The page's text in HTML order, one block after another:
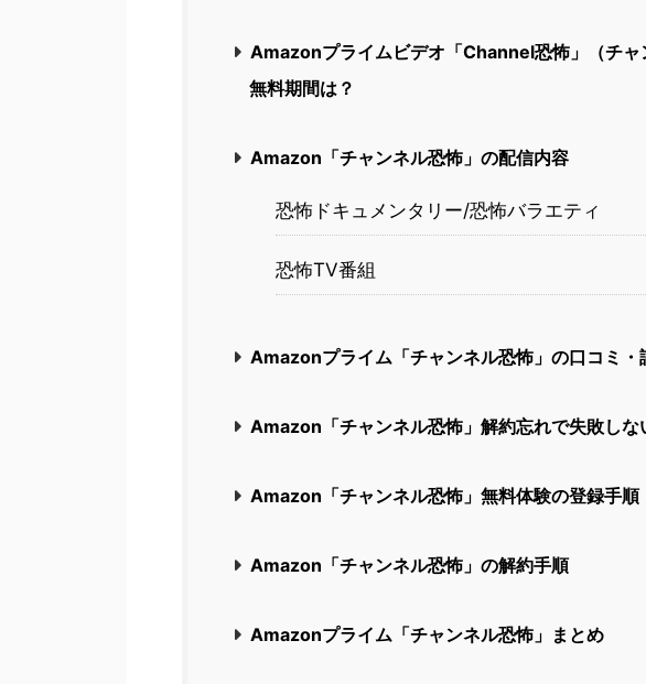
Amazonプライムビデオ「Channel恐怖」（チャ
無料期間は？
Amazon「チャンネル恐怖」の配信内容
恐怖ドキュメンタリー/恐怖バラエティ
恐怖TV番組
Amazonプライム「チャンネル恐怖」の口コミ・
Amazon「チャンネル恐怖」解約忘れで失敗しな
Amazon「チャンネル恐怖」無料体験の登録手順
Amazon「チャンネル恐怖」の解約手順
Amazonプライム「チャンネル恐怖」まとめ